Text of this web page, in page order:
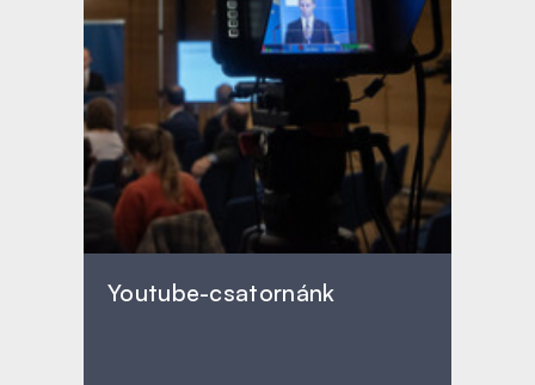
Youtube-csatornánk